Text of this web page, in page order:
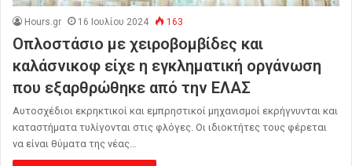
Hours.gr 16 Ιουλίου 2024 163
Οπλοστάσιο με χειροβομβίδες και
καλάσνικοφ είχε η εγκληματική οργάνωση
που εξαρθρώθηκε από την ΕΛΑΣ
Αυτοσχέδιοι εκρηκτικοί και εμπρηστικοί μηχανισμοί εκρήγνυνται και
καταστήματα τυλίγονται στις φλόγες. Οι ιδιοκτήτες τους φέρεται
να είναι θύματα της νέας…